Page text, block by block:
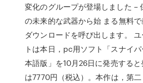
変化のグループが登場しました –
の未来的な武器から始 まる無料
ダウンロードを呼び出します。
トは本日，pc用ソフト「スナイ
本語版」を10月26日に発売する
は7770円（税込）。本作は，第